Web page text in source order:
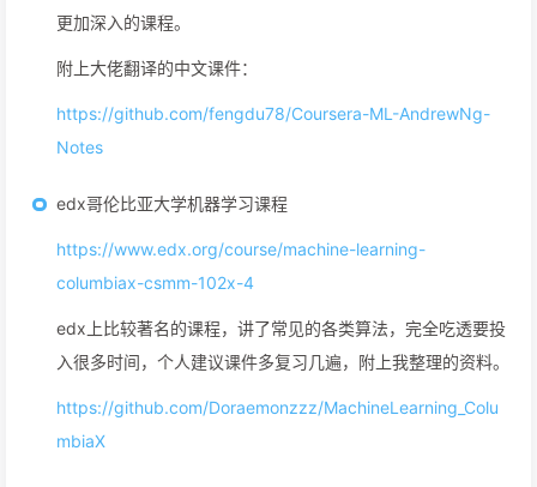
更加深入的课程。
附上大佬翻译的中文课件：
https://github.com/fengdu78/Coursera-ML-AndrewNg-
Notes
edx哥伦比亚大学机器学习课程
https://www.edx.org/course/machine-learning-
columbiax-csmm-102x-4
edx上比较著名的课程，讲了常见的各类算法，完全吃透要投
入很多时间，个人建议课件多复习几遍，附上我整理的资料。
https://github.com/Doraemonzzz/MachineLearning_Colu
mbiaX